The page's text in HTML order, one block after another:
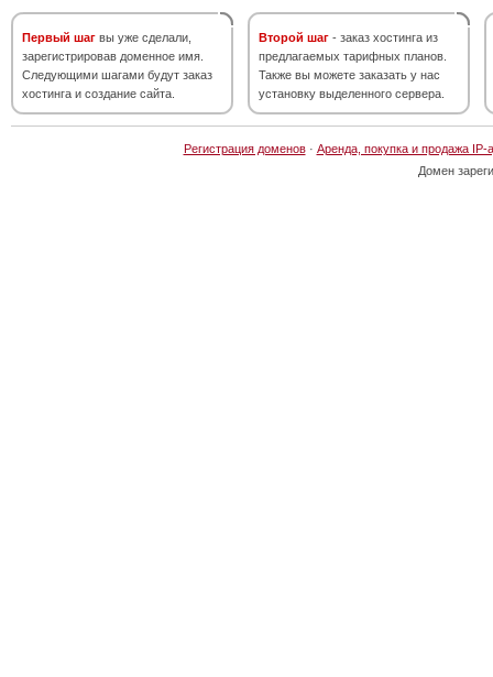
Первый шаг вы уже сделали,
зарегистрировав доменное имя.
Следующими шагами будут заказ
хостинга и создание сайта.
Второй шаг - заказ хостинга из
предлагаемых тарифных планов.
Также вы можете заказать у нас
установку выделенного сервера.
Регистрация доменов· Аренда, покупка и продажа IP-
Домен